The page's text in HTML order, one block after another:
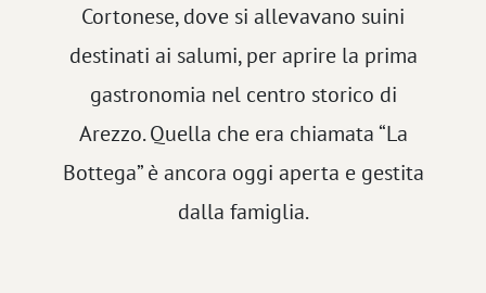
Cortonese, dove si allevavano suini
destinati ai salumi, per aprire la prima
gastronomia nel centro storico di
Arezzo. Quella che era chiamata “La
Bottega” è ancora oggi aperta e gestita
dalla famiglia.